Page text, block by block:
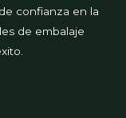
confianza en la
de embalaje